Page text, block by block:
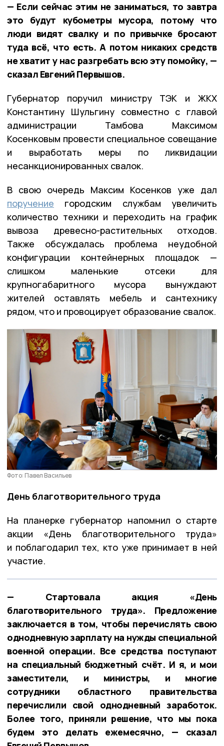
— Если сейчас этим не заниматься, то завтра
это будут кубометры мусора, потому что
люди видят свалку и по привычке бросают
туда всё, что есть. А потом никаких средств
не хватит у нас разгребать всю эту помойку, —
сказал Евгений Первышов.
Губернатор поручил министру ТЭК и ЖКХ
Константину Шульгину совместно с главой
администрации Тамбова Максимом
Косенковым провести специальное совещание
и выработать меры по ликвидации
несанкционированных свалок.
В свою очередь Максим Косенков уже дал
поручение городским службам увеличить
количество техники и переходить на график
вывоза древесно-растительных отходов.
Также обсуждалась проблема неудобной
конфигурации контейнерных площадок —
слишком маленькие отсеки для
крупногабаритного мусора вынуждают
жителей оставлять мебель и сантехнику
рядом, что и провоцирует образование свалок.
Фото: Павел Васильев
День благотворительного труда
На планерке губернатор напомнил о старте
акции «День благотворительного труда»
и поблагодарил тех, кто уже принимает в ней
участие.
— Стартовала акция «День
благотворительного труда». Предложение
заключается в том, чтобы перечислять свою
однодневную зарплату на нужды специальной
военной операции. Все средства поступают
на специальный бюджетный счёт. И я, и мои
заместители, и министры, и многие
сотрудники областного правительства
перечислили свой однодневный заработок.
Более того, приняли решение, что мы пока
будем это делать ежемесячно, — сказал